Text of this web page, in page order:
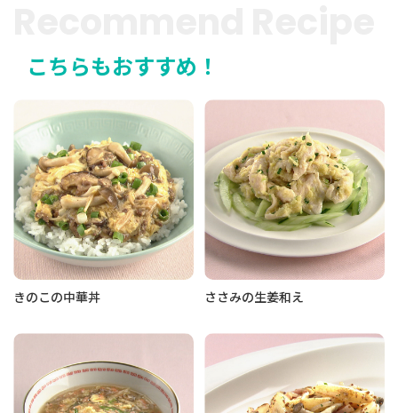
こちらもおすすめ！
きのこの中華丼 ささみの生姜和え